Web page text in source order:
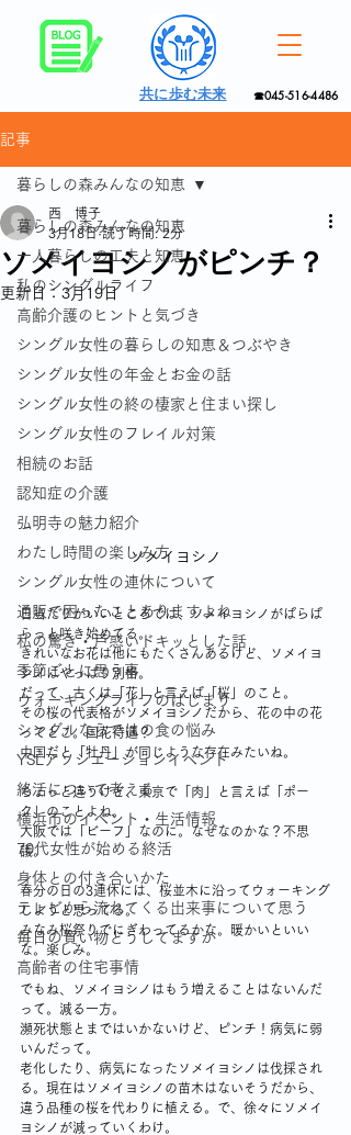
☎045-516-4486
共に歩む未来
記事
暮らしの森みんなの知恵
一人暮らしの工夫と知恵
私のシングルライフ
高齢介護のヒントと気づき
シングル女性の暮らしの知恵＆つぶやき
シングル女性の年金とお金の話
シングル女性の終の棲家と住まい探し
シングル女性のフレイル対策
相続のお話
認知症の介護
弘明寺の魅力紹介
わたし時間の楽しみ方
シングル女性の連休について
通販で困ったことありますよね
私の驚き・戸惑いドキッとした話
季節ごとに思う事
ウォーキングライフのはじまり
シングルならではの食の悩み
YSLアソシエーションイベント
終活について考える
横浜市のイベント・生活情報
70代女性が始める終活
身体との付き合いかた
テレビから流れてくる出来事について思う
毎日の買い物どうしてますか
高齢者の住宅事情
暮らしの森みんなの知恵
ソメイヨシノがピンチ？
西 博子
3月18日 読了時間: 2分
更新日： 3月19日
ソメイヨシノ
日当たりがいいところでは、ソメイヨシノがぱらぱ
らっと咲き始めてる。
きれいなお花は他にもたくさんあるけど、ソメイヨ
シノはやっぱり別格。
だって、古くは「花」と言えば「桜」のこと。
その桜の代表格がソメイヨシノだから、花の中の花
ってとこ。国花待遇？
中国だと「牡丹」が同じような存在みたいね。
ちょっと違うけど、東京で「肉」と言えば「ポー
ク」のことよね。
大阪では「ビーフ」なのに。なぜなのかな？不思
議。
春分の日の3連休には、桜並木に沿ってウォーキング
しようと思ってる。
みなみ桜祭りでにぎわってるかな。暖かいといい
な。楽しみ。
でもね、ソメイヨシノはもう増えることはないんだ
って。減る一方。
瀕死状態とまではいかないけど、ピンチ！病気に弱
いんだって。
老化したり、病気になったソメイヨシノは伐採され
る。現在はソメイヨシノの苗木はないそうだから、
違う品種の桜を代わりに植える。で、徐々にソメイ
ヨシノが減っていくわけ。